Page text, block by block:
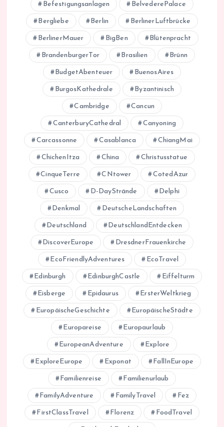
Befestigungsanlagen BelvederePalace
Bergliebe Berlin BerlinerLuftbrücke
BerlinerMauer BigBen Blütenpracht
BrandenburgerTor Brasilien Brünn
BudgetAbenteuer BuenosAires
BurgosKathedrale Byzantinisch
Cambridge Cancun
CanterburyCathedral Canyoning
Carcassonne Casablanca ChiangMai
ChichenItza China Christusstatue
CinqueTerre CNtower CotedAzur
Cusco D-DayStrände Delphi
Denkmal DeutscheLandschaften
Deutschland DeutschlandEntdecken
DiscoverEurope DresdnerFrauenkirche
EcoFriendlyAdventures EcoTravel
Edinburgh EdinburghCastle Eiffelturm
Eisberge Epidaurus ErsterWeltkrieg
EuropäischeGeschichte EuropäischeStädte
Europareise Europaurlaub
EuropeanAdventure Explore
ExploreEurope Exponat FallInEurope
Familienreise Familienurlaub
FamilyAdventure FamilyTravel Fez
FirstClassTravel Florenz FoodTravel